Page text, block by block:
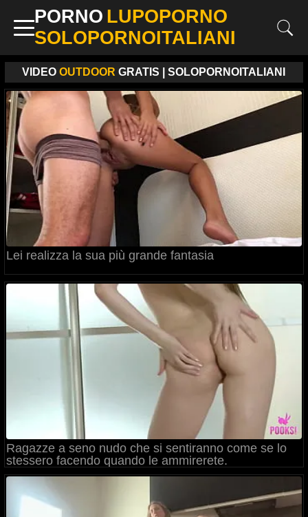
PORNO LUPOPORNO
SOLOPORNOITALIANI
VIDEOOUTDOOR GRATIS | SOLOPORNOITALIANI
Lei realizza la sua più grande fantasia
Ragazze a seno nudo che si sentiranno come se lo
stessero facendo quando le ammirerete.